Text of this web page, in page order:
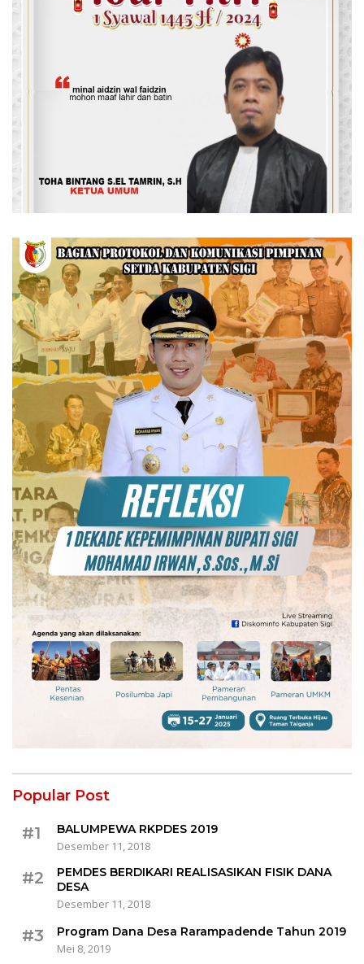
Popular Post
#1
BALUMPEWA RKPDES 2019
Desember 11, 2018
#2
PEMDES BERDIKARI REALISASIKAN FISIK DANA
DESA
Desember 11, 2018
#3
Program Dana Desa Rarampadende Tahun 2019
Mei 8, 2019